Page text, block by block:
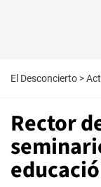
El Desconcierto >
Rector